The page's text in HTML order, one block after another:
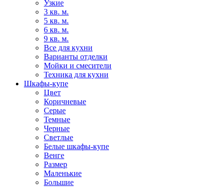
Узкие
3 кв. м.
5 кв. м.
6 кв. м.
9 кв. м.
Все для кухни
Варианты отделки
Мойки и смесители
Техника для кухни
Шкафы-купе
Цвет
Коричневые
Серые
Темные
Черные
Светлые
Белые шкафы-купе
Венге
Размер
Маленькие
Большие